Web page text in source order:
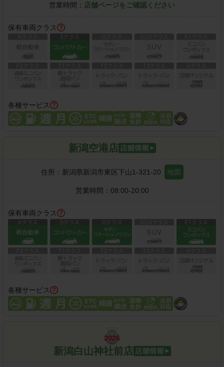
営業時間： 店舗ページをご確認ください
保有車両クラス
各種サービス
新潟空港店
住所： 新潟県新潟市東区下山1-321-20 地図
営業時間： 08:00-20:00
保有車両クラス
各種サービス
新潟白山神社前店